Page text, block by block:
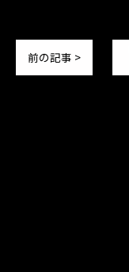
前の記事 >